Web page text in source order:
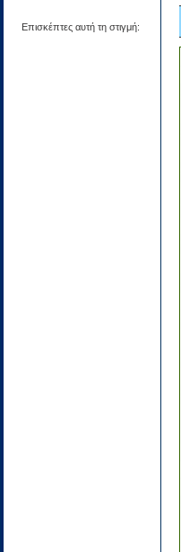
Επισκέπτες αυτή τη στιγμή: